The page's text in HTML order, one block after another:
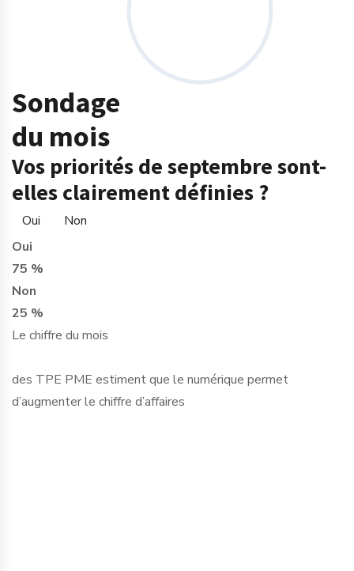
Sondage
du mois
Vos priorités de septembre sont-
elles clairement définies ?
Oui
Non
Oui
75 %
Non
25 %
Le chiffre du mois
des TPE PME estiment que le numérique permet
d’augmenter le chiffre d’affaires